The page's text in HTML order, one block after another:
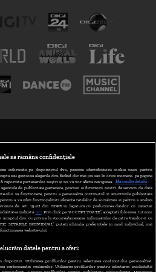
DIGI TV
PREFERINȚELE
DIGI24
CAMERE WEB
INFO
să rămână confidențiale
informații pe dispozitivul dvs., precum identificatorii cookie unici pentru
sau gestiona alegerile dvs. făcând clic mai jos sau în orice moment, pe pagina
raportate partenerilor noștri și nu vă vor afecta navigarea.
Mai multe detalii
de publicitate partenere, precum si furnizorii nostri de servicii de date
ului sa functioneze, pentru a personaliza continutul si anunturile publicitare
a va oferi functionalitati aferente retelelor de socializare si pentru a analiza
de art. 15-22 din GDPR in legatura cu prelucrarea datelor cu caracter
indicata aici. Prin click pe “ACCEPT TOATE”, acceptati folosirea tuturor
dvs. cu privire la stocarea/accesarea informatiilor de catre Vendor-ii cu
SETARILE INDIVIDUAL” puteti schimba preferintele in mod individual, mai
website-ului.
datele pentru a oferi:
dispozitiv. Utilizarea profilurilor pentru selectarea conținutului personalizat.
performanței reclamelor. Utilizarea profilurilor pentru selectarea publicității